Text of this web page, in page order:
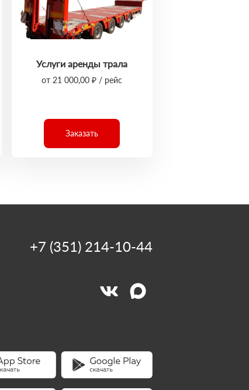
Услуги аренды трала
от 21 000,00 ₽ / рейс
Заказать
+7 (351) 214-10-44